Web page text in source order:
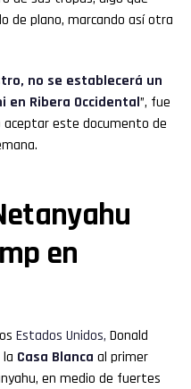
de plano, marcando así otra
no se establecerá un
en Ribera Occidental”, fue
este documento de
en
Estados Unidos, Donald
Casa Blanca al primer
en medio de fuertes